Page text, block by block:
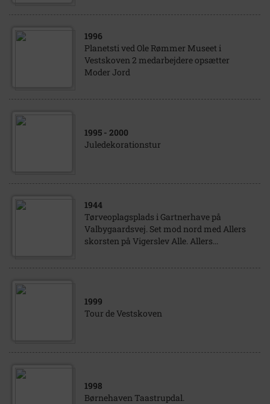
1996
Planetsti ved Ole Rømmer Museet i
Vestskoven 2 medarbejdere opsætter
Moder Jord
1995 - 2000
Juledekorationstur
1944
Tørveoplagsplads i Gartnerhave på
Valbygaardsvej. Set mod nord med Allers
skorsten på Vigerslev Alle. Allers...
1999
Tour de Vestskoven
1998
Børnehaven Taastrupdal.